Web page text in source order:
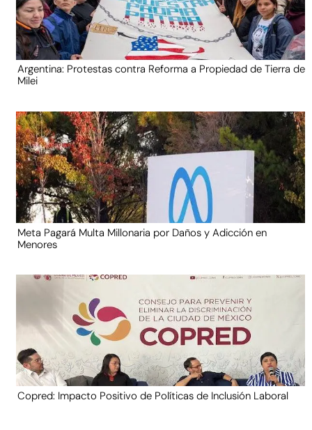
Argentina: Protestas contra Reforma a Propiedad de Tierra de
Milei
Meta Pagará Multa Millonaria por Daños y Adicción en
Menores
Copred: Impacto Positivo de Políticas de Inclusión Laboral